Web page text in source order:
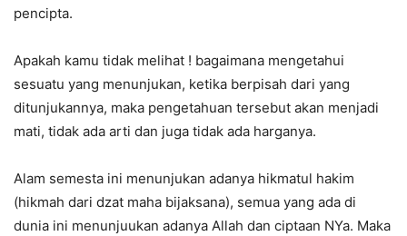
pencipta.
Apakah kamu tidak melihat ! bagaimana mengetahui
sesuatu yang menunjukan, ketika berpisah dari yang
ditunjukannya, maka pengetahuan tersebut akan menjadi
mati, tidak ada arti dan juga tidak ada harganya.
Alam semesta ini menunjukan adanya hikmatul hakim
(hikmah dari dzat maha bijaksana), semua yang ada di
dunia ini menunjuukan adanya Allah dan ciptaan NYa. Maka